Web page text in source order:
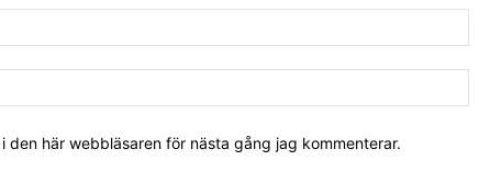
den här webbläsaren för nästa gång jag kommenterar.